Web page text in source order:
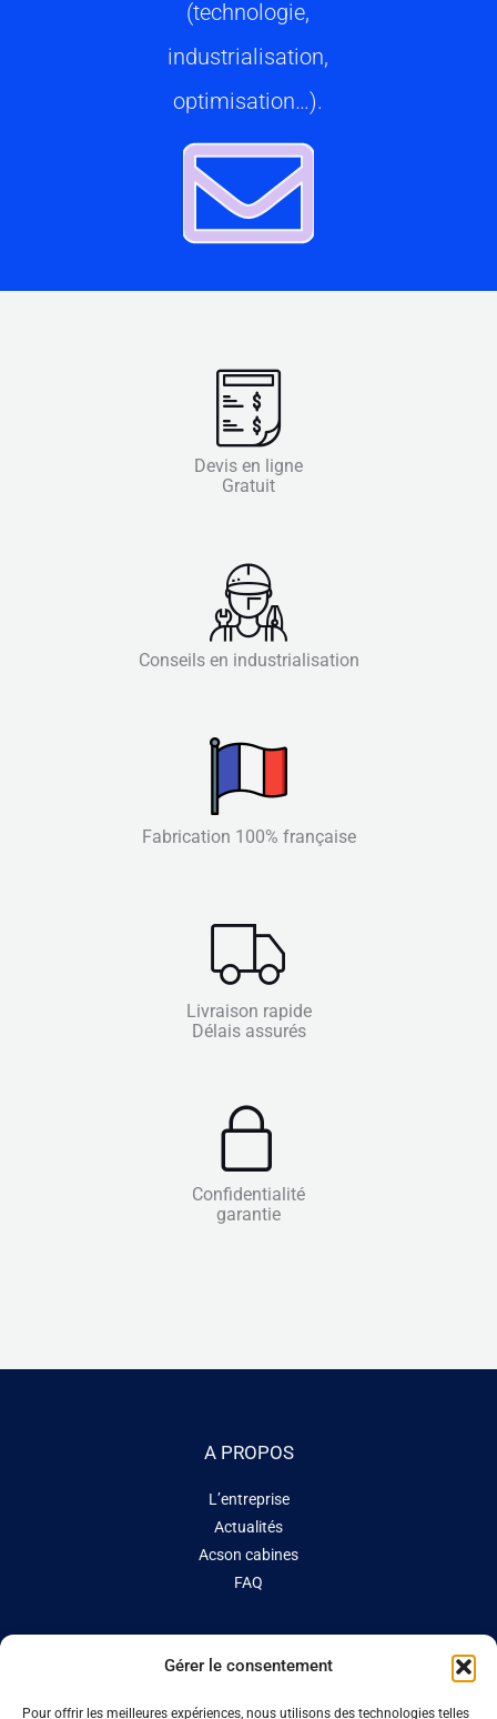
Gérer le consentement
Pour offrir les meilleures expériences, nous utilisons des technologies telles
(technologie,
industrialisation,
optimisation…).
Devis en ligne
Gratuit
Conseils en industrialisation
Fabrication 100% française
Livraison rapide
Délais assurés
Confidentialité
garantie
A PROPOS
L’entreprise
Actualités
Acson cabines
FAQ
CONTACT
Site de production